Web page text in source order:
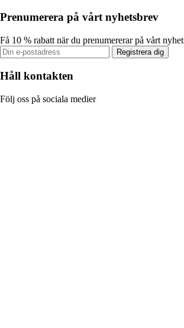
Prenumerera på vårt nyhetsbrev
Få 10 % rabatt när du prenumererar på vårt
Registrera dig
Håll kontakten
Följ oss på sociala medier